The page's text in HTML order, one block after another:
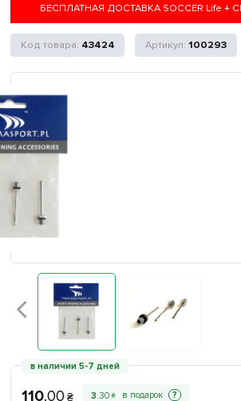
БЕСПЛАТНАЯ ДОСТАВКА SOCCER Life +
43424 100293
в наличии 5-7 дней
110.00 ₴ 3.30 ₴ ?